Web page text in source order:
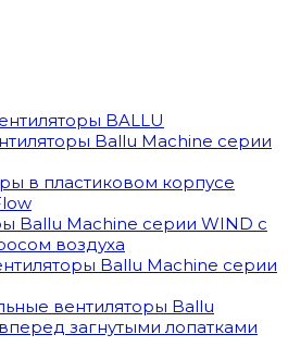
BALLU
Ballu Machine серии
в пластиковом корпусе
Ballu Machine серии WIND с
воздуха
Ballu Machine серии
вентиляторы Ballu
загнутыми лопатками